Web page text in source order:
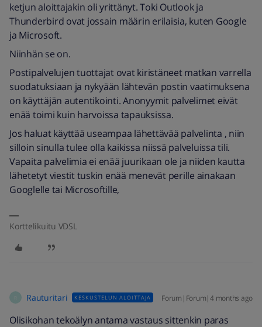
ketjun aloittajakin oli yrittänyt. Toki Outlook ja
Thunderbird ovat jossain määrin erilaisia, kuten Google
ja Microsoft.
Niinhän se on.
Postipalvelujen tuottajat ovat kiristäneet matkan varrella
suodatuksiaan ja nykyään lähtevän postin vaatimuksena
on käyttäjän autentikointi. Anonyymit palvelimet eivät
enää toimi kuin harvoissa tapauksissa.
Jos haluat käyttää useampaa lähettävää palvelinta , niin
silloin sinulla tulee olla kaikissa niissä palveluissa tili.
Vapaita palvelimia ei enää juurikaan ole ja niiden kautta
lähetetyt viestit tuskin enää menevät perille ainakaan
Googlelle tai Microsoftille,
Korttelikuitu VDSL
R Rauturitari KESKUSTELUN ALOITTAJA Forum|Forum|4 months ago
Olisikohan tekoälyn antama vastaus sittenkin paras